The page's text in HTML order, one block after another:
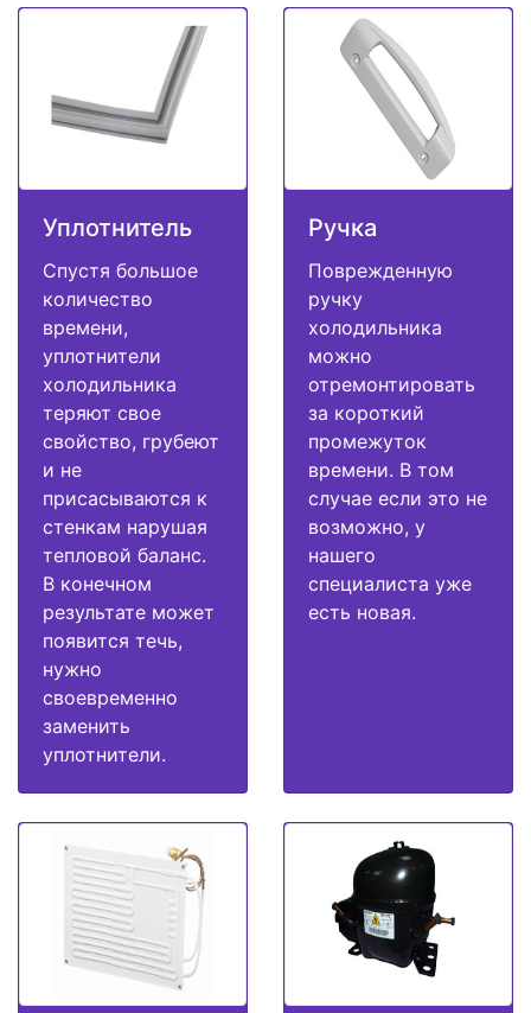
Уплотнитель
Спустя большое
количество
времени,
уплотнители
холодильника
теряют свое
свойство, грубеют
и не
присасываются к
стенкам нарушая
тепловой баланс.
В конечном
результате может
появится течь,
нужно
своевременно
заменить
уплотнители.
Ручка
Поврежденную
ручку
холодильника
можно
отремонтировать
за короткий
промежуток
времени. В том
случае если это не
возможно, у
нашего
специалиста уже
есть новая.